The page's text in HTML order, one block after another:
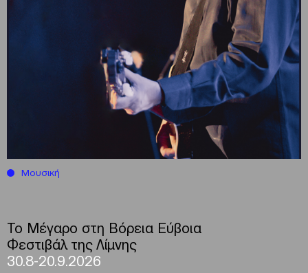
Μουσική
Το Μέγαρο στη Βόρεια Εύβοια
Φεστιβάλ της Λίμνης
30.8-20.9.2026